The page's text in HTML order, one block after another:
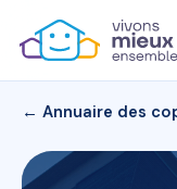
← Annuaire des